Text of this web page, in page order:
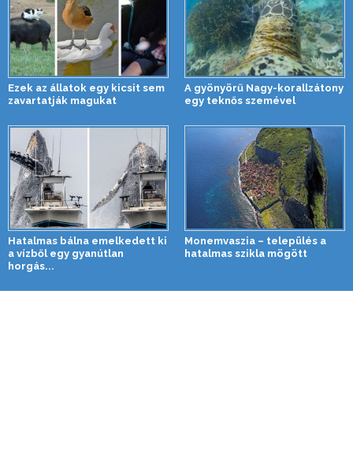
Ezek az állatok egy kicsit sem
zavartatják magukat
A gyönyörű Nagy-korallzátony
egy teknős szemével
Hatalmas bálna emelkedett ki
a vízből egy gyanútlan
horgás...
Monemvaszia – település a
hatalmas szikla mögött